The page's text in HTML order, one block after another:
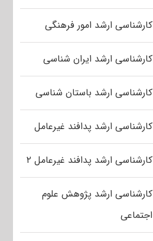
کارشناسی ارشد امور فرهنگی
کارشناسی ارشد ایران شناسی
کارشناسی ارشد باستان شناسی
کارشناسی ارشد پدافند غیرعامل
کارشناسی ارشد پدافند غیرعامل ۲
کارشناسی ارشد پژوهش علوم
اجتماعی